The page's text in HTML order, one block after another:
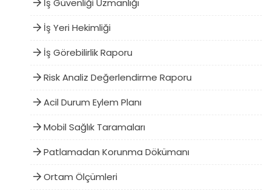
İş Güvenliği Uzmanlığı
İş Yeri Hekimliği
İş Görebilirlik Raporu
Risk Analiz Değerlendirme Raporu
Acil Durum Eylem Planı
Mobil Sağlık Taramaları
Patlamadan Korunma Dökümanı
Ortam Ölçümleri